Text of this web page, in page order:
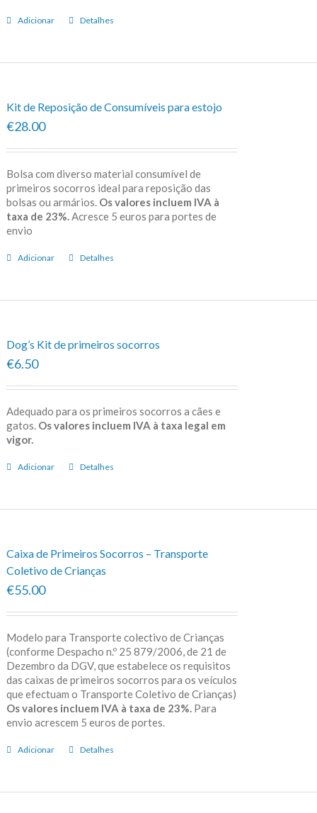
Adicionar Detalhes
Kit de Reposição de Consumíveis para estojo
€28.00
Bolsa com diverso material consumível de
primeiros socorros ideal para reposição das
bolsas ou armários. Os valores incluem IVA à
taxa de 23%. Acresce 5 euros para portes de
envio
Adicionar Detalhes
Dog’s Kit de primeiros socorros
€6.50
Adequado para os primeiros socorros a cães e
gatos. Os valores incluem IVA à taxa legal em
vigor.
Adicionar Detalhes
Caixa de Primeiros Socorros – Transporte
Coletivo de Crianças
€55.00
Modelo para Transporte colectivo de Crianças
(conforme Despacho n.º 25 879/2006, de 21 de
Dezembro da DGV, que estabelece os requisitos
das caixas de primeiros socorros para os veículos
que efectuam o Transporte Coletivo de Crianças)
Os valores incluem IVA à taxa de 23%. Para
envio acrescem 5 euros de portes.
Adicionar Detalhes